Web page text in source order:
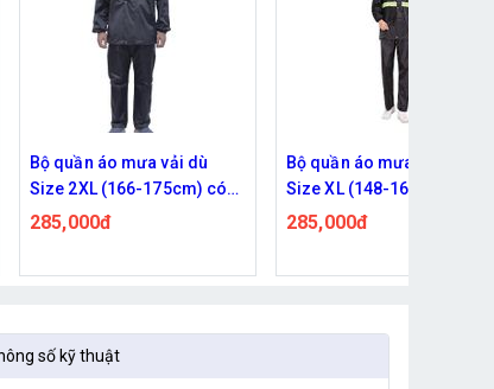
Bộ quần áo mưa vải dù
Size XL (148-165cm) có
phản quang sọc xanh
285,000đ
Bộ quần áo mưa có mũ
size 4XL
290,000đ
số kỹ thuật